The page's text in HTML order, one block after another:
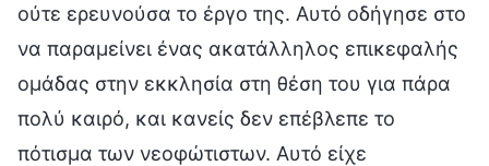
ούτε ερευνούσα το έργο της. Αυτό οδήγησε στο
να παραμείνει ένας ακατάλληλος επικεφαλής
ομάδας στην εκκλησία στη θέση του για πάρα
πολύ καιρό, και κανείς δεν επέβλεπε το
πότισμα των νεοφώτιστων. Αυτό είχε